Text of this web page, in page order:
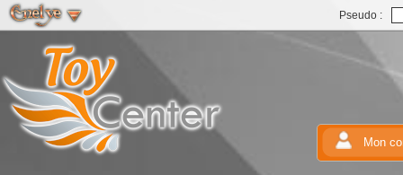
Pseudo :
Mon